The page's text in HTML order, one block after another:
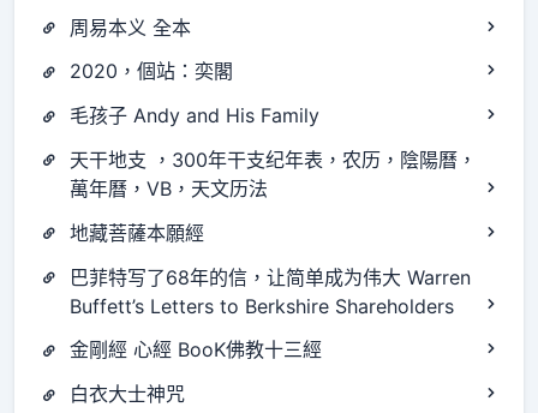
周易本义 全本
2020，個站：奕閣
毛孩子 Andy and His Family
天干地支 ，300年干支纪年表，农历，陰陽曆，
萬年曆，VB，天文历法
地藏菩薩本願經
巴菲特写了68年的信，让简单成为伟大 Warren
Buffett’s Letters to Berkshire Shareholders
金剛經 心經 BooK佛教十三經
白衣大士神咒